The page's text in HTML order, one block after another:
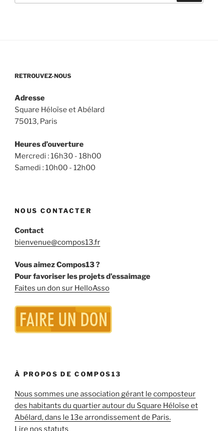
RETROUVEZ-NOUS
Adresse
Square Héloïse et Abélard
75013, Paris
Heures d’ouverture
Mercredi : 16h30 - 18h00
Samedi : 10h00 - 12h00
NOUS CONTACTER
Contact
bienvenue@compos13.fr
Vous aimez Compos13 ?
Pour favoriser les projets d’essaimage
Faites un don sur HelloAsso
À PROPOS DE COMPOS13
Nous sommes une association gérant le composteur
des habitants du quartier autour du Square Héloïse et
Abélard, dans le 13e arrondissement de Paris.
Lire nos statuts